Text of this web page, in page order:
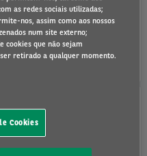
CONFORT - AUT: 100 KM
+IVA/mês
72 meses -10000 km/ano
Nissan Juke Manual
as redes sociais utilizadas;
nos, assim como aos nossos
num site externo;
cookies que não sejam
retirado a qualquer momento.
Cookies